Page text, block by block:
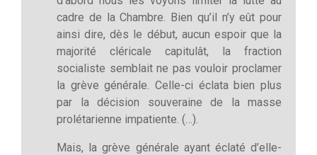
cadre de la Chambre. Bien qu’il n’y eût pour
ainsi dire, dès le début, aucun espoir que la
majorité cléricale capitulât, la fraction
socialiste semblait ne pas vouloir proclamer
la grève générale. Celle-ci éclata bien plus
par la décision souveraine de la masse
prolétarienne impatiente. (…).
Mais, la grève générale ayant éclaté d’elle-